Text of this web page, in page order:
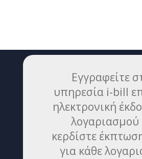
Εγγραφείτε
υπηρεσία i-bill
ηλεκτρονική
λογαριασμού
κερδίστε
για κάθε